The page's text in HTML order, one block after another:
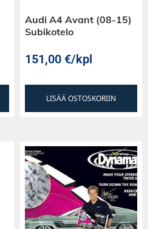
Audi A4 Avant (08-15)
Subikotelo
151,00€/kpl
LISÄÄ OSTOSKORIIN